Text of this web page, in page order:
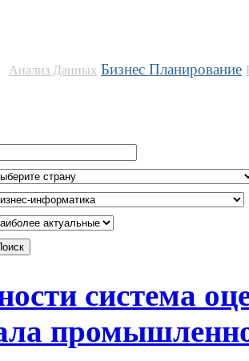
Анализ Данных Бизнес Планирование
система